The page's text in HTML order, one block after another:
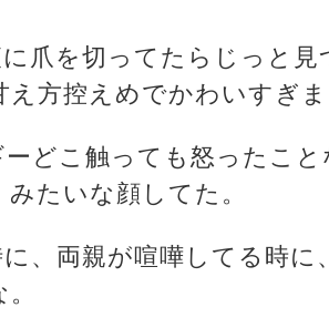
爪を切ってたらじっと
方控えめでかわいすぎま
どこ触っても怒ったこ
たいな顔してた。
、両親が喧嘩してる時